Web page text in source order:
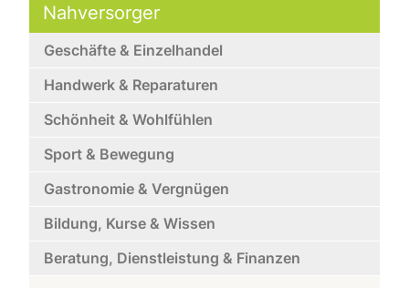
Nahversorger
Geschäfte & Einzelhandel
Handwerk & Reparaturen
Schönheit & Wohlfühlen
Sport & Bewegung
Gastronomie & Vergnügen
Bildung, Kurse & Wissen
Beratung, Dienstleistung & Finanzen